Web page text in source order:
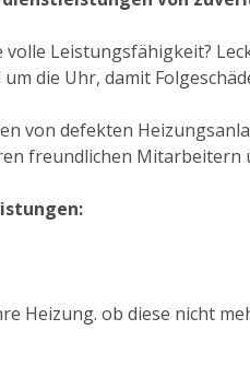
Leistungsfähigkeit?
die Uhr, damit
von defekten
freundlichen
Heizung. ob diese nicht